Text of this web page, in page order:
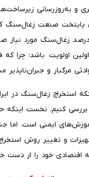
و به‌روزرسانی
تامین‌کننده‌ی بیش از ۵۰ درصد
اولویت باشد؛ چرا
مرگبار و جبران‌ناپذیر
استخراج زغال‌سنگ در
بررسی کنیم. نخست
ایمنی است. اما
و تغییر روش
اقتصادی خود را از دست